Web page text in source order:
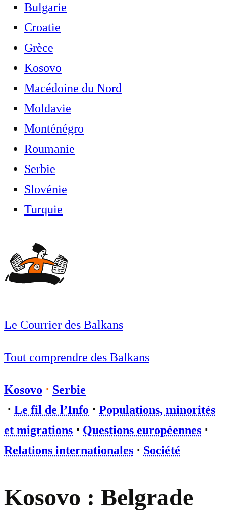
Bulgarie
Croatie
Grèce
Kosovo
Macédoine du Nord
Moldavie
Monténégro
Roumanie
Serbie
Slovénie
Turquie
Le Courrier des Balkans
Tout comprendre des Balkans
Kosovo ⋅ Serbie
⋅ Le fil de l’Info ⋅ Populations, minorités
et migrations ⋅ Questions européennes ⋅
Relations internationales ⋅ Société
Kosovo : Belgrade